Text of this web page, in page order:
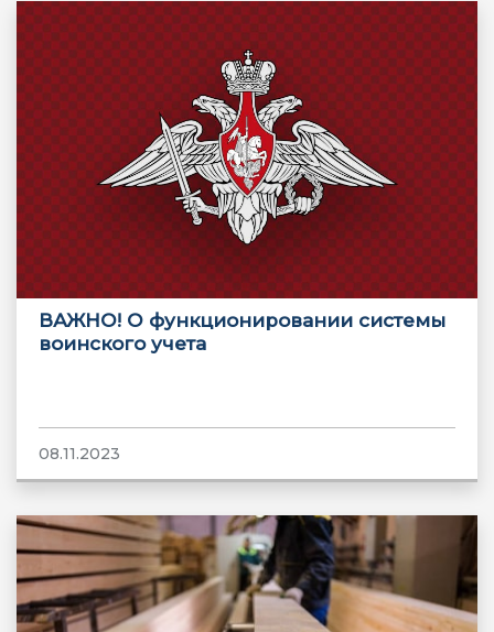
ВАЖНО! О функционировании системы
воинского учета
08.11.2023